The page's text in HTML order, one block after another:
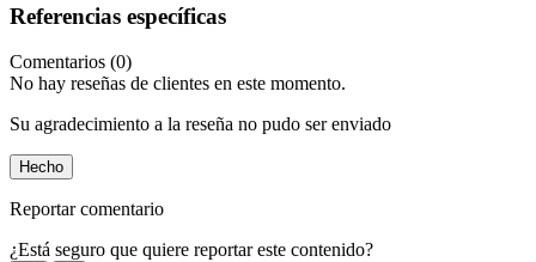
Referencias específicas
Comentarios (0)
No hay reseñas de clientes en este momento.
Su agradecimiento a la reseña no pudo ser enviado
Hecho
Reportar comentario
¿Está seguro que quiere reportar este contenido?